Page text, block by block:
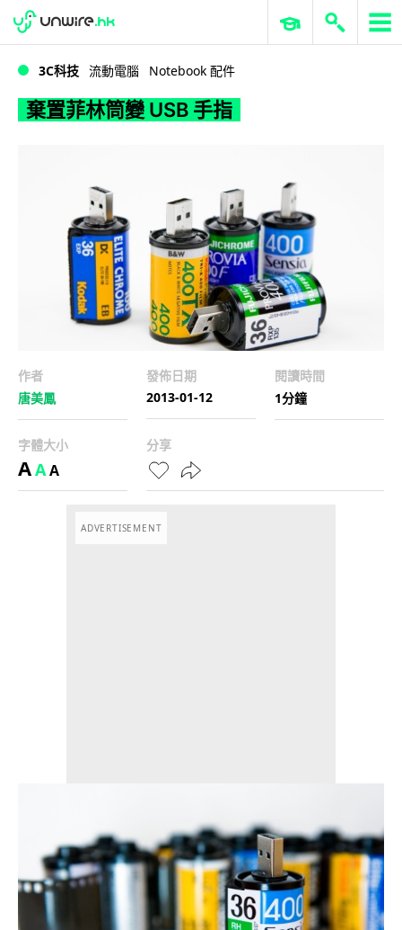
棄置菲林筒變 USB 手指
WWDC 2026 ERP 與商業 AI
3C科技 流動電腦 Notebook 配件
棄置菲林筒變 USB 手指
作者
唐美鳳
發佈日期
2013-01-12
閱讀時間
1分鐘
字體大小
AAA
分享
ADVERTISEMENT